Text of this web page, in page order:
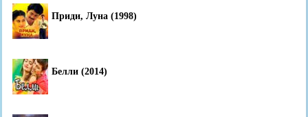
Приди, Луна (1998)
Белли (2014)